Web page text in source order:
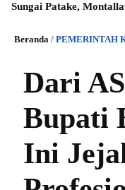
Montallat
Beranda / PEMERINTAH
Dari
Bupati
Ini